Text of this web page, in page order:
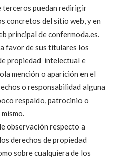
terceros puedan redirigir
concretos del sitio web, y en
principal de confermoda.es.
favor de sus titulares los
propiedad intelectual e
mención o aparición en el
o responsabilidad alguna
respaldo, patrocinio o
observación respecto a
derechos de propiedad
sobre cualquiera de los